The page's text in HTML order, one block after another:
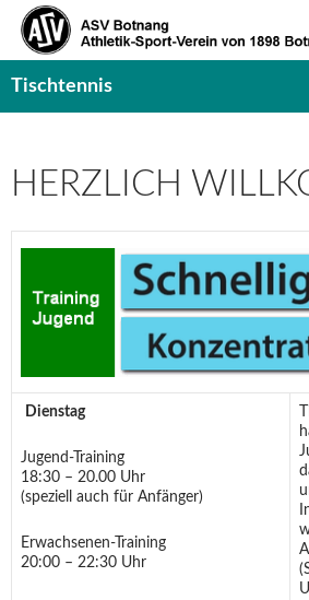
Tischtennis
HERZLICH
Dienstag
Jugend-Training
18:30 – 20.00 Uhr
(speziell auch für Anfänger)
Erwachsenen-Training
20:00 – 22:30 Uhr